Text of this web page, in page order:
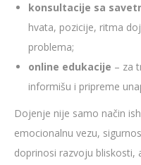
konsultacije sa
hvata, pozicije, ritma
problema;
online edukacije – za
informišu i pripreme
Dojenje nije samo način
emocionalnu vezu,
doprinosi razvoju bliskosti,